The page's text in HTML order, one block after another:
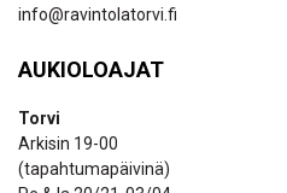
info@ravintolatorvi.fi
AUKIOLOAJAT
Torvi
Arkisin 19-00
(tapahtumapäivinä)